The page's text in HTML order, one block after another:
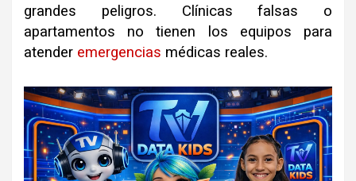
grandes peligros. Clínicas falsas o
apartamentos no tienen los equipos para
atender emergencias médicas reales.